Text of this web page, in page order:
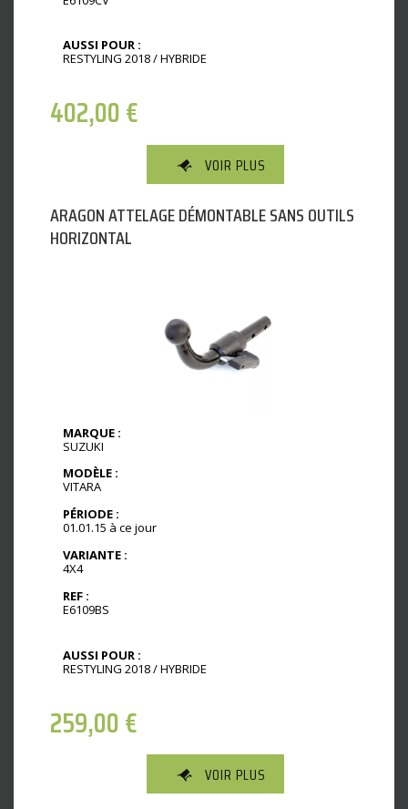
AUSSI POUR :
RESTYLING 2018 / HYBRIDE
402,00€
VOIR PLUS
ARAGON ATTELAGE DÉMONTABLE SANS OUTILS
HORIZONTAL
MARQUE :
SUZUKI
MODÈLE :
VITARA
PÉRIODE :
01.01.15 à ce jour
VARIANTE :
4X4
REF :
E6109BS
AUSSI POUR :
RESTYLING 2018 / HYBRIDE
259,00€
VOIR PLUS